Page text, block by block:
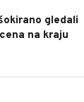
gledali
na kraju